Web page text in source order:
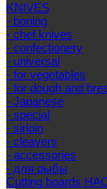
KNIVES
- boning
- chef knives
- confectionery
- universal
- for vegetables
- for dough and
- Japanese
- special
- sirloin
- cleavers
- accessories
- для рыбы
Cutting boards